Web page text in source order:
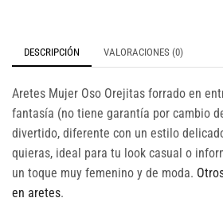
DESCRIPCIÓN VALORACIONES (0)
Aretes Mujer Oso Orejitas forrado en
fantasía (no tiene garantía por cambio
divertido, diferente con un estilo
quieras, ideal para tu look casual o
un toque muy femenino y de moda.
en aretes.